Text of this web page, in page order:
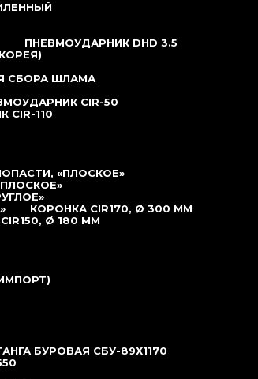
ПНЕВМОУДАРНИК DHD 3.5
СБОРА ШЛАМА
CIR-50
CIR-110
«ПЛОСКОЕ»
КОРОНКА CIR170, Ø 300 ММ
Ø 180 ММ
БУРОВАЯ СБУ-89Х1170